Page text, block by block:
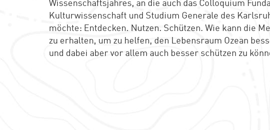
Wissenschaftsjahres, an die auch das Colloquium
Kulturwissenschaft und Studium Generale des
möchte: Entdecken. Nutzen. Schützen. Wie kann die
zu erhalten, um zu helfen, den Lebensraum Ozean
und dabei aber vor allem auch besser schützen zu